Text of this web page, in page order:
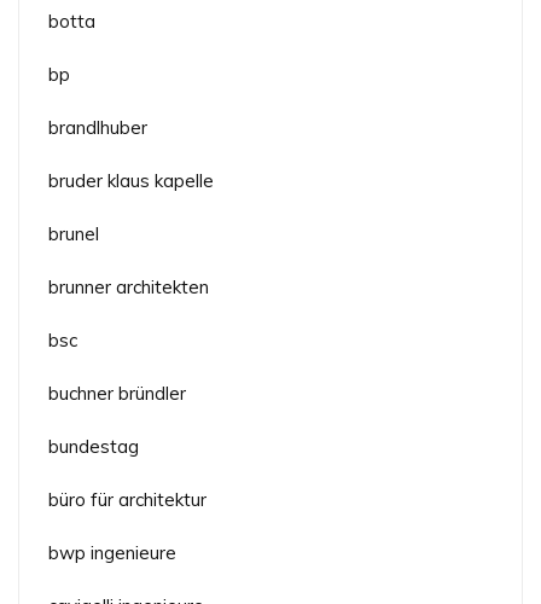
botta
bp
brandlhuber
bruder klaus kapelle
brunel
brunner architekten
bsc
buchner bründler
bundestag
büro für architektur
bwp ingenieure